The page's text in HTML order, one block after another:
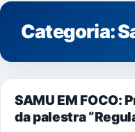
Categoria:
SAÚDE
SAMU EM FOCO:
da palestra